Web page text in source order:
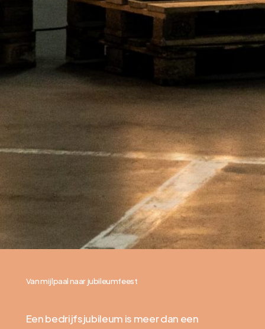
Van mijlpaal naar jubileumfeest
Een bedrijfsjubileum is meer dan een